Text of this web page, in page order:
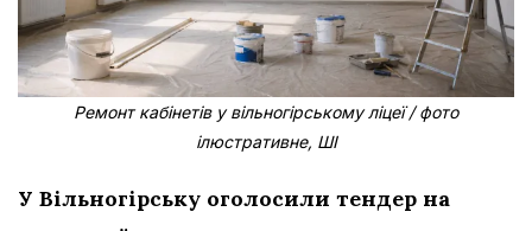
Ремонт кабінетів у вільногірському ліцеї / фото
ілюстративне, ШІ
У Вільногірську оголосили тендер на